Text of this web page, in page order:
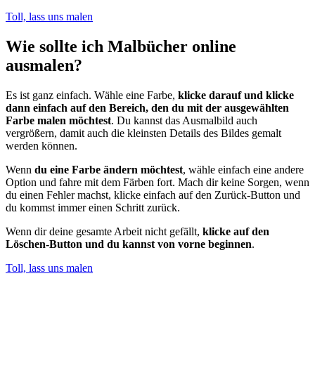
Toll, lass uns malen
Wie sollte ich Malbücher online
ausmalen?
Es ist ganz einfach. Wähle eine Farbe, klicke darauf und klicke
dann einfach auf den Bereich, den du mit der ausgewählten
Farbe malen möchtest. Du kannst das Ausmalbild auch
vergrößern, damit auch die kleinsten Details des Bildes gemalt
werden können.
Wenn du eine Farbe ändern möchtest, wähle einfach eine andere
Option und fahre mit dem Färben fort. Mach dir keine Sorgen, wenn
du einen Fehler machst, klicke einfach auf den Zurück-Button und
du kommst immer einen Schritt zurück.
Wenn dir deine gesamte Arbeit nicht gefällt, klicke auf den
Löschen-Button und du kannst von vorne beginnen.
Toll, lass uns malen